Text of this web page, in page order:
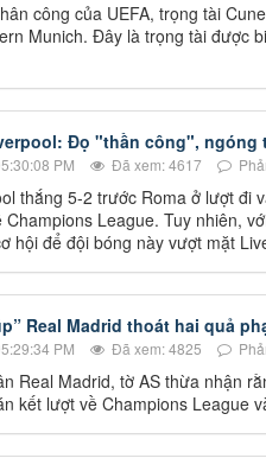
công của UEFA, trọng tài
Munich. Đây là trọng tài được
Đọ "thần công", ngóng
PM Đã xem: 4617
thắng 5-2 trước Roma ở lượt đi
League. Tuy nhiên,
hội để đội bóng này vượt mặt
Real Madrid thoát hai quả
PM Đã xem: 4825
Real Madrid, tờ AS thừa nhận
kết lượt về Champions League